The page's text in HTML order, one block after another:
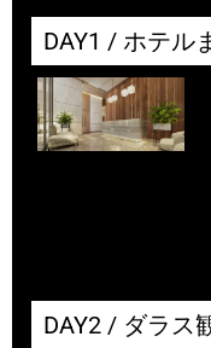
DAY1 / ホテル
DAY2 / ダラス